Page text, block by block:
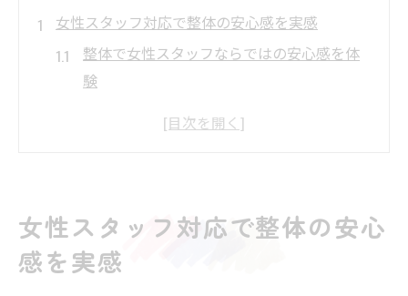
女性スタッフ対応で整体の安心感を実感
整体で女性スタッフならではの安心感を体
験
ト
整体で女性がリラックスできる環境の工夫
女性スタッフ対応で整体の安心
感を実感